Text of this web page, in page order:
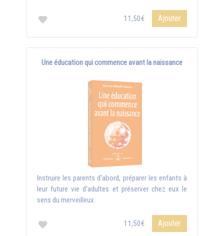
11,50€ Ajouter
Une éducation qui commence avant la naissance
Instruire les parents d'abord, préparer les enfants à
leur future vie d'adultes et préserver chez eux le
sens du merveilleux.
11,50€ Ajouter